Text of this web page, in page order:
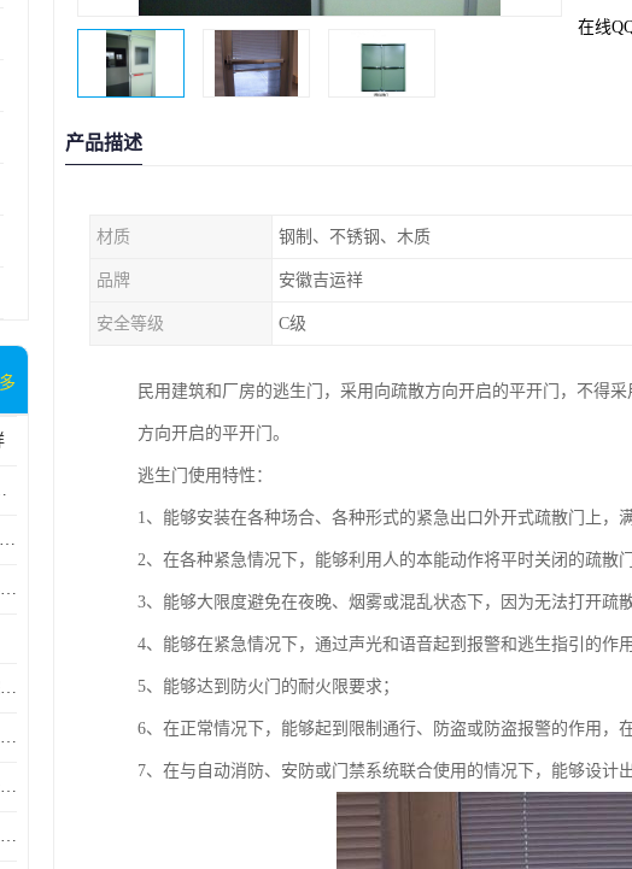
一门一证
合肥工业保温门厂家 17J610-1保温门
钢制保温平开门 钢木大门 彩钢复合板门
不锈钢推拉门 厂房推拉门 院墙推拉门 工业电动推拉门
电动推拉门 自动推拉门 彩钢板推拉门 夹芯板推拉门
工厂钢木大门 一般门 防风沙 风砂）门 防严寒门
钢钢木大门 钢大门 厂房钢木大门 高铁站钢木大门
在线QQ
产品描述
材质 钢制、不锈钢、木质
品牌 安徽吉运祥
安全等级 C级
民用建筑和厂房的逃生门，采用向疏散方向开启的平开门，不得
方向开启的平开门。
逃生门使用特性：
1、能够安装在各种场合、各种形式的紧急出口外开式疏散门上，
2、在各种紧急情况下，能够利用人的本能动作将平时关闭的疏散
3、能够大限度避免在夜晚、烟雾或混乱状态下，因为无法打开疏
4、能够在紧急情况下，通过声光和语音起到报警和逃生指引的作用
5、能够达到防火门的耐火限要求；
6、在正常情况下，能够起到限制通行、防盗或防盗报警的作用，
7、在与自动消防、安防或门禁系统联合使用的情况下，能够设计